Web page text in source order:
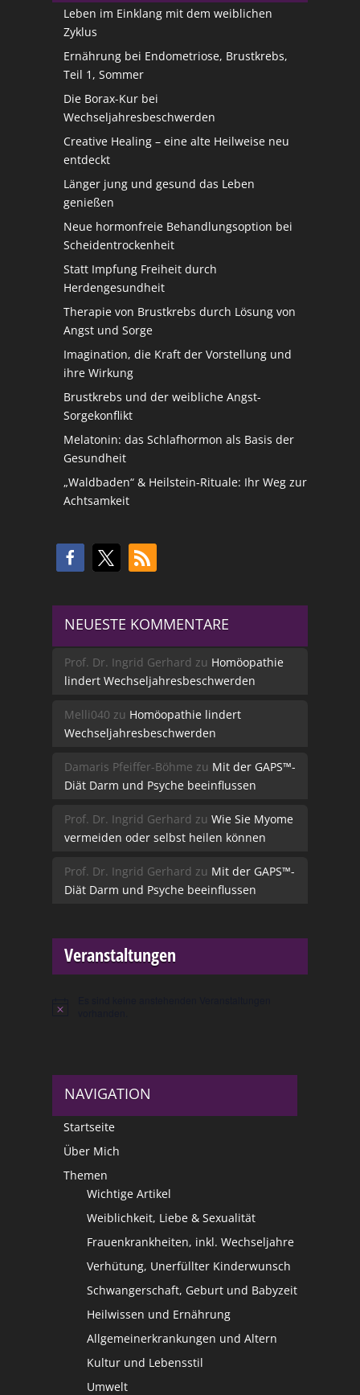
Leben im Einklang mit dem weiblichen
Zyklus
Ernährung bei Endometriose, Brustkrebs,
Teil 1, Sommer
Die Borax-Kur bei
Wechseljahresbeschwerden
Creative Healing – eine alte Heilweise neu
entdeckt
Länger jung und gesund das Leben
genießen
Neue hormonfreie Behandlungsoption bei
Scheidentrockenheit
Statt Impfung Freiheit durch
Herdengesundheit
Therapie von Brustkrebs durch Lösung von
Angst und Sorge
Imagination, die Kraft der Vorstellung und
ihre Wirkung
Brustkrebs und der weibliche Angst-
Sorgekonflikt
Melatonin: das Schlafhormon als Basis der
Gesundheit
„Waldbaden“ & Heilstein-Rituale: Ihr Weg zur
Achtsamkeit
NEUESTE KOMMENTARE
Prof. Dr. Ingrid Gerhard zu Homöopathie
lindert Wechseljahresbeschwerden
Melli040 zu Homöopathie lindert
Wechseljahresbeschwerden
Damaris Pfeiffer-Böhme zu Mit der GAPS™-
Diät Darm und Psyche beeinflussen
Prof. Dr. Ingrid Gerhard zu Wie Sie Myome
vermeiden oder selbst heilen können
Prof. Dr. Ingrid Gerhard zu Mit der GAPS™-
Diät Darm und Psyche beeinflussen
Veranstaltungen
Hinweis
NAVIGATION
Startseite
Über Mich
Themen
Wichtige Artikel
Weiblichkeit, Liebe & Sexualität
Frauenkrankheiten, inkl. Wechseljahre
Verhütung, Unerfüllter Kinderwunsch
Schwangerschaft, Geburt und Babyzeit
Heilwissen und Ernährung
Allgemeinerkrankungen und Altern
Kultur und Lebensstil
Umwelt